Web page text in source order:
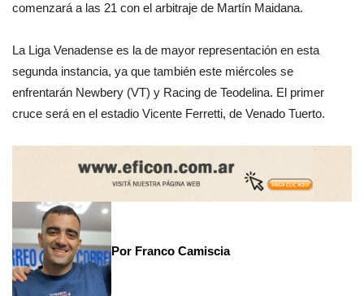
comenzará a las 21 con el arbitraje de Martín Maidana.
La Liga Venadense es la de mayor representación en esta
segunda instancia, ya que también este miércoles se
enfrentarán Newbery (VT) y Racing de Teodelina. El primer
cruce será en el estadio Vicente Ferretti, de Venado Tuerto.
Por Franco Camiscia